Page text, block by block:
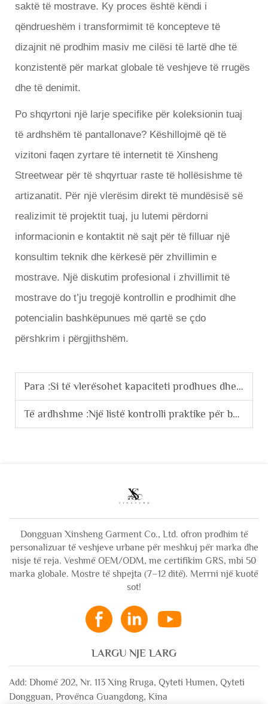
saktë të mostrave. Ky proces është këndi i
qëndrueshëm i transformimit të koncepteve të
dizajnit në prodhim masiv me cilësi të lartë dhe të
konzistentë për markat globale të veshjeve të rrugës
dhe të denimit.
Po shqyrtoni një larje specifike për koleksionin tuaj
të ardhshëm të pantallonave? Këshillojmë që të
vizitoni faqen zyrtare të internetit të Xinsheng
Streetwear për të shqyrtuar raste të hollësishme të
artizanatit. Për një vlerësim direkt të mundësisë së
realizimit të projektit tuaj, ju lutemi përdorni
informacionin e kontaktit në sajt për të filluar një
konsultim teknik dhe kërkesë për zhvillimin e
mostrave. Një diskutim profesional i zhvillimit të
mostrave do t’ju tregojë kontrollin e prodhimit dhe
potencialin bashkëpunues më qartë se çdo
përshkrim i përgjithshëm.
Para :Si të vlerësohet kapaciteti prodhues dhe sistemi i kontrollit të cilësisë i një fabrike të veshjeve?
Të ardhshme :Një listë kontrolli praktike për bashkëpunimin me prodhuesit e veshjeve në porositë e personalizuara me shumicë.
Dongguan Xinsheng Garment Co., Ltd. ofron prodhim të
personalizuar të veshjeve urbane për meshkuj për marka dhe
nisje të reja. Veshmë OEM/ODM, me certifikim GRS, mbi 50
marka globale. Mostre të shpejta (7–12 ditë). Merrni një kuotë
sot!
LARGU NJE LARG
Add: Dhomë 202, Nr. 113 Xing Rruga, Qyteti Humen, Qyteti
Dongguan, Provënca Guangdong, Kina